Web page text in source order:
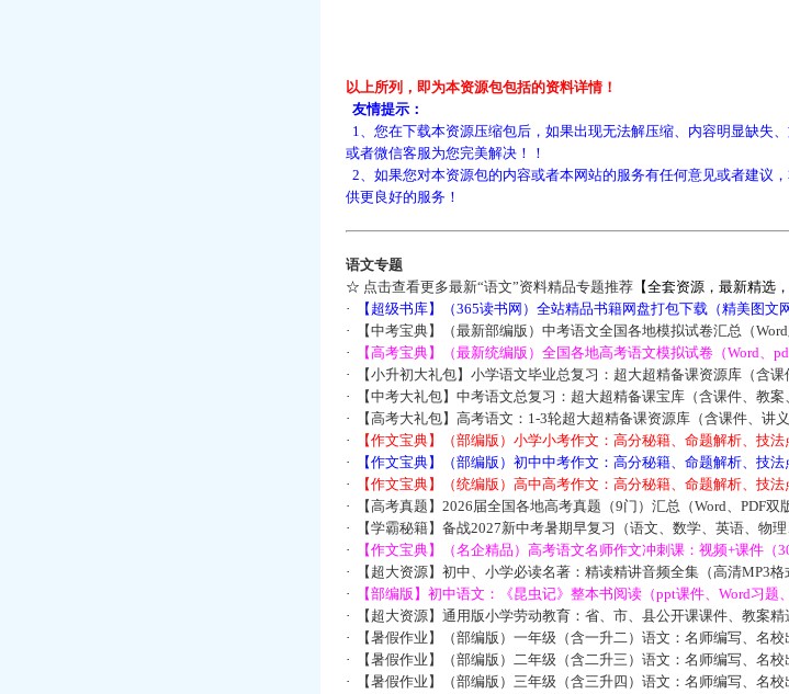
以上所列，即为本资源包包括的资料详情！
友情提示：
1、您在下载本资源压缩包后，如果出现无法解压缩、内容明显缺失
或者微信客服为您完美解决！！
2、如果您对本资源包的内容或者本网站的服务有任何意见或者建议
供更良好的服务！
语文专题
☆ 点击查看更多最新“语文”资料精品专题推荐【全套资源，最新精选
·
【超级书库】（365读书网）全站精品书籍网盘打包下载（精美图文
·
【中考宝典】（最新部编版）中考语文全国各地模拟试卷汇总（Word
·
【高考宝典】（最新统编版）全国各地高考语文模拟试卷（Word、
·
【小升初大礼包】小学语文毕业总复习：超大超精备课资源库（含课
·
【中考大礼包】中考语文总复习：超大超精备课宝库（含课件、教案
·
【高考大礼包】高考语文：1-3轮超大超精备课资源库（含课件、讲
·
【作文宝典】（部编版）小学小考作文：高分秘籍、命题解析、技
·
【作文宝典】（部编版）初中中考作文：高分秘籍、命题解析、技
·
【作文宝典】（统编版）高中高考作文：高分秘籍、命题解析、技
·
【高考真题】2026届全国各地高考真题（9门）汇总（Word、PDF双
·
【学霸秘籍】备战2027新中考暑期早复习（语文、数学、英语、物理
·
【作文宝典】（名企精品）高考语文名师作文冲刺课：视频+课件（
·
【超大资源】初中、小学必读名著：精读精讲音频全集（高清MP3格
·
【部编版】初中语文：《昆虫记》整本书阅读（ppt课件、Word习题
·
【超大资源】通用版小学劳动教育：省、市、县公开课课件、教案精
·
【暑假作业】（部编版）一年级（含一升二）语文：名师编写、名校
·
【暑假作业】（部编版）二年级（含二升三）语文：名师编写、名校
·
【暑假作业】（部编版）三年级（含三升四）语文：名师编写、名校